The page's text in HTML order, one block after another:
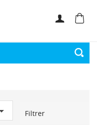
Filtrer